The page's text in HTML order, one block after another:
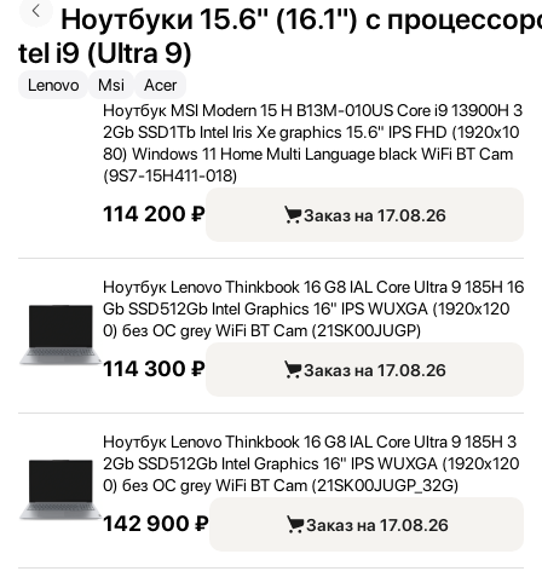
Ноутбуки 15.6" (16.1") с
tel i9 (Ultra 9)
Lenovo Msi
Acer
Ноутбук MSI Modern 15 H B13M-010US Core i9 13900H 3
2Gb SSD1Tb Intel Iris Xe graphics 15.6" IPS FHD (1920x10
80) Windows 11 Home Multi Language black WiFi BT Cam
(9S7-15H411-018)
114 200 ₽ Заказ на 17.08.26
Ноутбук Lenovo Thinkbook 16 G8 IAL Core Ultra 9 185H 16
Gb SSD512Gb Intel Graphics 16" IPS WUXGA (1920x120
0) без ОС grey WiFi BT Cam (21SK00JUGP)
114 300 ₽ Заказ на 17.08.26
Ноутбук Lenovo Thinkbook 16 G8 IAL Core Ultra 9 185H 3
2Gb SSD512Gb Intel Graphics 16" IPS WUXGA (1920x120
0) без ОС grey WiFi BT Cam (21SK00JUGP_ 32G)
142 900 ₽ Заказ на 17.08.26